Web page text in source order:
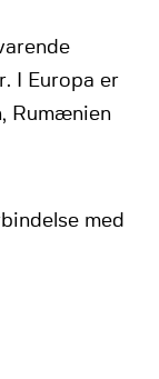
I Europa er
Rumænien
med